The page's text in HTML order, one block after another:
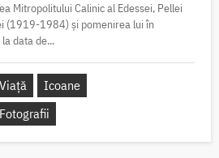
Mitropolitului Calinic al Edessei, Pellei
(1919-1984) și pomenirea lui în
data de...
Viață
Icoane
Fotografii